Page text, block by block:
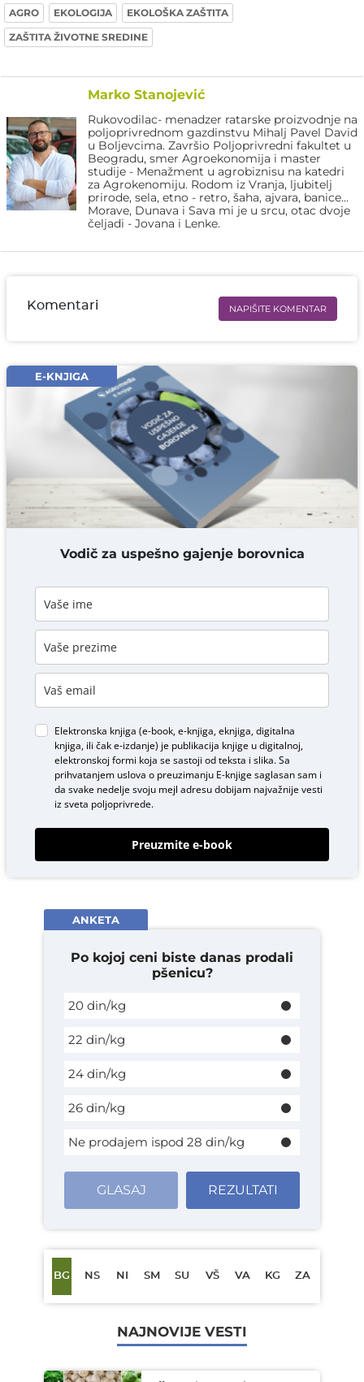
AGRO EKOLOGIJA
EKOLOŠKA ZAŠTITA
ZAŠTITA ŽIVOTNE SREDINE
Marko Stanojević
Rukovodilac- menadzer ratarske proizvodnje na
poljoprivrednom gazdinstvu Mihalj Pavel David
u Boljevcima. Završio Poljoprivredni fakultet u
Beogradu, smer Agroekonomija i master
studije - Menažment u agrobiznisu na katedri
za Agrokenomiju. Rodom iz Vranja, ljubitelj
prirode, sela, etno - retro, šaha, ajvara, banice...
Morave, Dunava i Sava mi je u srcu, otac dvoje
čeljadi - Jovana i Lenke.
Komentari NAPIŠITE KOMENTAR
Email* obavezno
Komentar* obavezno
DODAJ KOMENTAR
E-KNJIGA
Vodič za uspešno gajenje borovnica
Elektronska knjiga (e-book, e-knjiga, eknjiga, digitalna
knjiga, ili čak e-izdanje) je publikacija knjige u digitalnoj,
elektronskoj formi koja se sastoji od teksta i slika. Sa
prihvatanjem uslova o preuzimanju E-knjigesaglasan sam i
da svake nedelje svoju mejl adresu dobijam najvažnije vesti
iz sveta poljoprivrede.
Preuzmite e-book
ANKETA
Po kojoj ceni biste danas prodali
pšenicu?
20 din/kg
22 din/kg
24 din/kg
26 din/kg
Ne prodajem ispod 28 din/kg
GLASAJ REZULTATI
BG NS NI SM SU VŠ VA KG ZA
NAJNOVIJE VESTI